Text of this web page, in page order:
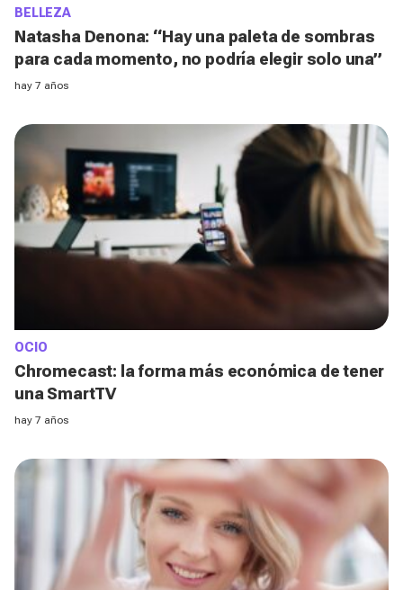
BELLEZA
Natasha Denona: “Hay una paleta de sombras
para cada momento, no podría elegir solo una”
hay 7 años
OCIO
Chromecast: la forma más económica de tener
una SmartTV
hay 7 años